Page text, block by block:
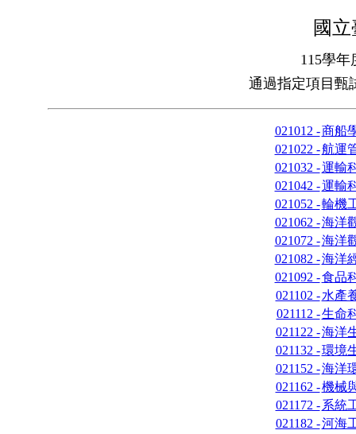
國
115學
通過指定項目甄
021012 -商船
021022 -航運
021032 -運輸
021042 -運輸
021052 -輪機
021062 -海洋
021072 -海洋
021082 -海洋
021092 -食品
021102 - 水產
021112 -生命
021122 -海洋
021132 -環境
021152 -海洋
021162 -機械
021172 - 系統
021182 -河海